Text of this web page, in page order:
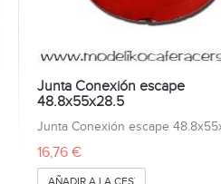
Junta Conexión escape
48.8x55x28.5
Junta Conexión escape
16,76 €
AÑADIR A LA CESTA